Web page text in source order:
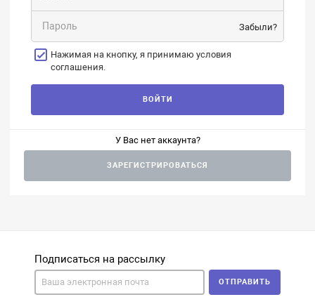
Забыли?
Нажимая на кнопку, я принимаю условия
соглашения.
ВОЙТИ
У Вас нет аккаунта?
ЗАРЕГИСТРИРОВАТЬСЯ
Подписаться на рассылку
ОТПРАВИТЬ